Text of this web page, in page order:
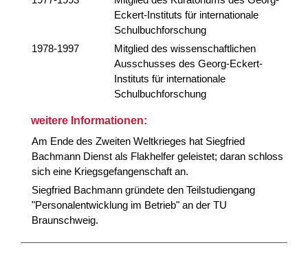
Eckert-Instituts für internationale
Schulbuchforschung
1978-1997
Mitglied des wissenschaftlichen
Ausschusses des Georg-Eckert-
Instituts für internationale
Schulbuchforschung
weitere Informationen:
Am Ende des Zweiten Weltkrieges hat Siegfried
Bachmann Dienst als Flakhelfer geleistet; daran schloss
sich eine Kriegsgefangenschaft an.
Siegfried Bachmann gründete den Teilstudiengang
"Personalentwicklung im Betrieb" an der TU
Braunschweig.